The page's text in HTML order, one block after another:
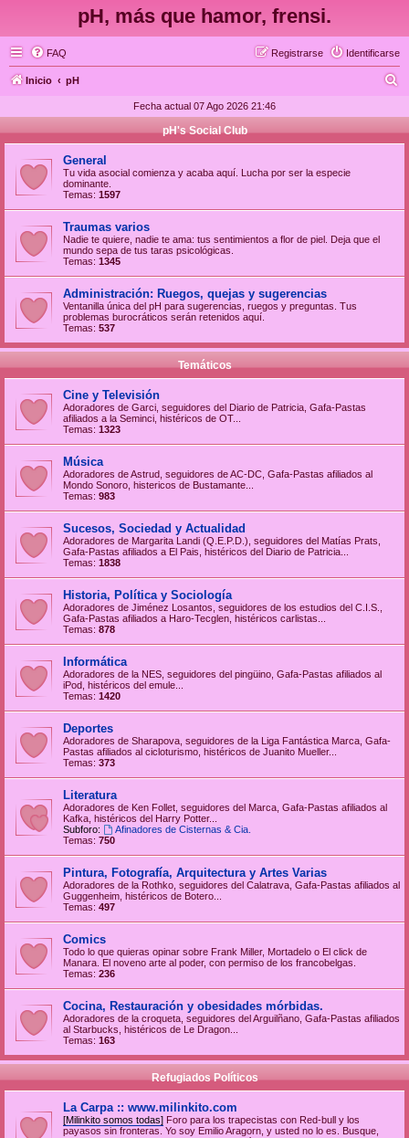
pH, más que hamor, frensi.
FAQ Identificarse
Registrarse
Inicio pH
c
Fecha actual 07 Ago 2026 21:46
pH's Social Club
General
Tu vida asocial comienza y acaba aquí. Lucha por ser la especie
dominante.
Temas: 1597
Traumas varios
Nadie te quiere, nadie te ama: tus sentimientos a flor de piel. Deja que el
mundo sepa de tus taras psicológicas.
Temas: 1345
Administración: Ruegos, quejas y sugerencias
Ventanilla única del pH para sugerencias, ruegos y preguntas. Tus
problemas burocráticos serán retenidos aquí.
Temas: 537
Temáticos
Cine y Televisión
Adoradores de Garci, seguidores del Diario de Patricia, Gafa-Pastas
afiliados a la Seminci, histéricos de OT...
Temas: 1323
Música
Adoradores de Astrud, seguidores de AC-DC, Gafa-Pastas afiliados al
Mondo Sonoro, histericos de Bustamante...
Temas: 983
Sucesos, Sociedad y Actualidad
Adoradores de Margarita Landi (Q.E.P.D.), seguidores del Matías Prats,
Gafa-Pastas afiliados a El Pais, histéricos del Diario de Patricia...
Temas: 1838
Historia, Política y Sociología
Adoradores de Jiménez Losantos, seguidores de los estudios del C.I.S.,
Gafa-Pastas afiliados a Haro-Tecglen, histéricos carlistas...
Temas: 878
Informática
Adoradores de la NES, seguidores del pingüino, Gafa-Pastas afiliados al
iPod, histéricos del emule...
Temas: 1420
Deportes
Adoradores de Sharapova, seguidores de la Liga Fantástica Marca, Gafa-
Pastas afiliados al cicloturismo, histéricos de Juanito Mueller...
Temas: 373
Literatura
Adoradores de Ken Follet, seguidores del Marca, Gafa-Pastas afiliados al
Kafka, histéricos del Harry Potter...
Subforo:
Afinadores de Cisternas & Cia.
Temas: 750
Pintura, Fotografía, Arquitectura y Artes Varias
Adoradores de la Rothko, seguidores del Calatrava, Gafa-Pastas afiliados al
Guggenheim, histéricos de Botero...
Temas: 497
Comics
Todo lo que quieras opinar sobre Frank Miller, Mortadelo o El click de
Manara. El noveno arte al poder, con permiso de los francobelgas.
Temas: 236
Cocina, Restauración y obesidades mórbidas.
Adoradores de la croqueta, seguidores del Arguilñano, Gafa-Pastas afiliados
al Starbucks, histéricos de Le Dragon...
Temas: 163
Refugiados Políticos
La Carpa :: www.milinkito.com
[Milinkito somos todas] Foro para los trapecistas con Red-bull y los
payasos sin fronteras. Yo soy Emilio Aragorn, y usted no lo es. Busque,